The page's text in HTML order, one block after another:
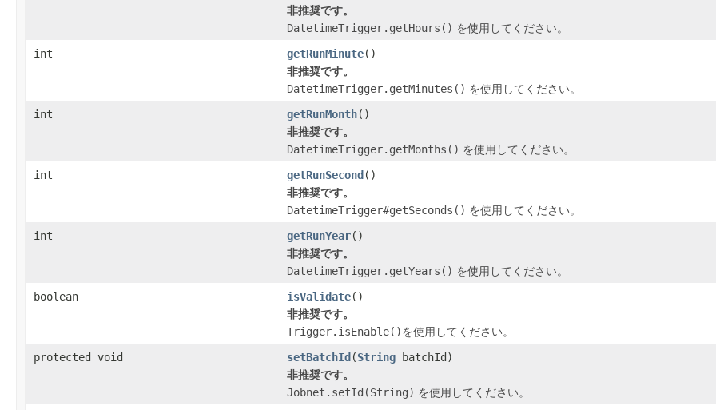
非推奨です。
DatetimeTrigger.getHours() を使用してください。
int
getRunMinute()
非推奨です。
DatetimeTrigger.getMinutes() を使用してください。
int
getRunMonth()
非推奨です。
DatetimeTrigger.getMonths() を使用してください。
int
getRunSecond()
非推奨です。
DatetimeTrigger#getSeconds() を使用してください。
int
getRunYear()
非推奨です。
DatetimeTrigger.getYears() を使用してください。
boolean
isValidate()
非推奨です。
Trigger.isEnable()を使用してください。
protected void
setBatchId(String batchId)
非推奨です。
Jobnet.setId(String) を使用してください。